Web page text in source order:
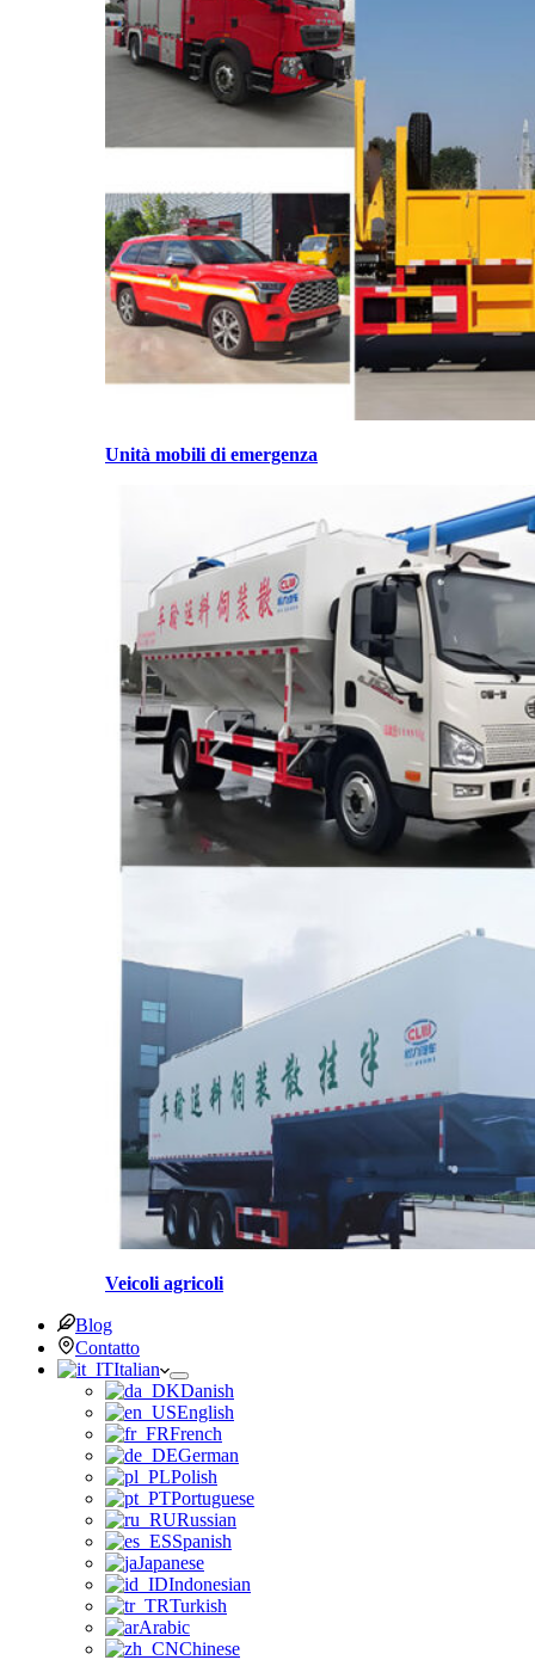
Unità mobili di emergenza
Veicoli agricoli
Blog
Contatto
Italian
Danish
English
French
German
Polish
Portuguese
Russian
Spanish
Japanese
Indonesian
Turkish
Arabic
Chinese